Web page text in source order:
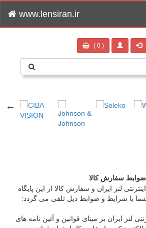
www.lensiran.ir
( 0 )
سفارش کالا
لنز ایران و سفارش كالا از این پایگاه
با شرايط و ضوابط ذیل تلقی می گردد:
لنز ایران بر مبنای قوانین و آئین نامه های